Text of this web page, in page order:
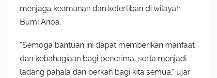
menjaga keamanan dan ketertiban di wilayah
Bumi Anoa.
“Semoga bantuan ini dapat memberikan manfaat
dan kebahagiaan bagi penerima, serta menjadi
ladang pahala dan berkah bagi kita semua,” ujar